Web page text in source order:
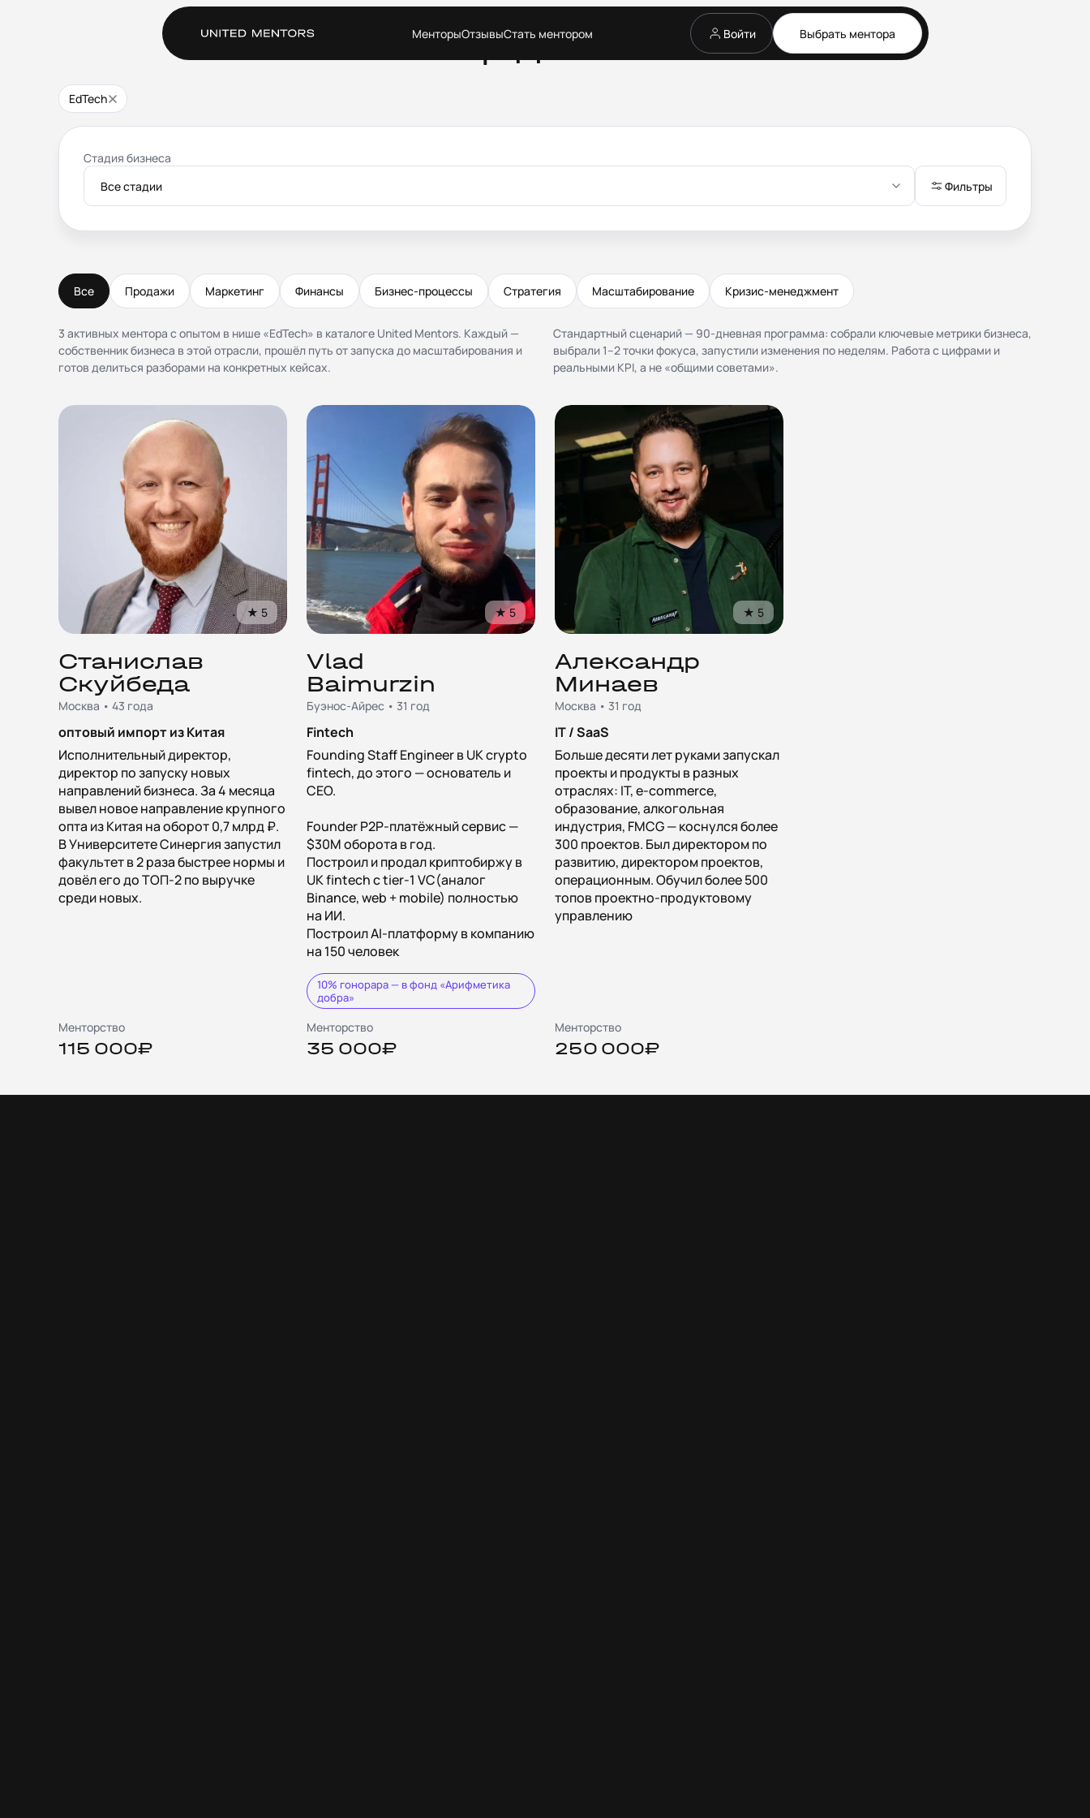
МенторыОтзывыСтать ментором Войти Выбрать ментора
Ментор для EdTech
EdTech
Стадия бизнеса
Все стадии
Фильтры
Все Продажи Маркетинг Финансы Бизнес-процессы Стратегия Масштабирование Кризис-менеджмент
3 активных ментора с опытом в нише «EdTech» в каталоге United Mentors. Каждый —
собственник бизнеса в этой отрасли, прошёл путь от запуска до масштабирования и
готов делиться разборами на конкретных кейсах.
Стандартный сценарий — 90-дневная программа: собрали ключевые метрики бизнеса,
выбрали 1–2 точки фокуса, запустили изменения по неделям. Работа с цифрами и
реальными KPI, а не «общими советами».
★ 5
Станислав
Скуйбеда
Москва • 43 года
оптовый импорт из Китая
Исполнительный директор,
директор по запуску новых
направлений бизнеса. За 4 месяца
вывел новое направление крупного
опта из Китая на оборот 0,7 млрд ₽.
В Университете Синергия запустил
факультет в 2 раза быстрее нормы и
довёл его до ТОП‑2 по выручке
среди новых.
Менторство
115 000₽
★5
Vlad
Baimurzin
Буэнос-Айрес • 31 год
Fintech
Founding Staff Engineer в UK crypto
fintech, до этого — основатель и
CEO.
Founder P2P-платёжный сервис —
$30M оборота в год.
Построил и продал криптобиржу в
UK fintech с tier-1 VC(аналог
Binance, web + mobile) полностью
на ИИ.
Построил AI-платформу в компанию
на 150 человек
10% гонорара — в фонд «Арифметика
добра»
Менторство
35 000₽
★ 5
Александр
Минаев
Москва • 31 год
IT / SaaS
Больше десяти лет руками запускал
проекты и продукты в разных
отраслях: IT, e-commerce,
образование, алкогольная
индустрия, FMCG — коснулся более
300 проектов. Был директором по
развитию, директором проектов,
операционным. Обучил более 500
топов проектно-продуктовому
управлению
Менторство
250 000₽
Сервис Документы
Политика конфиденциальности
Согласие на обработку
Правила работы